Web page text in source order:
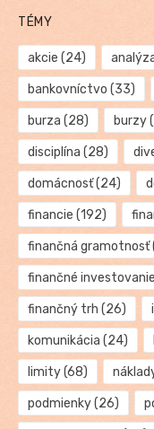
TÉMY
akcie (24)
bankovníctvo (33)
burza (28) burzy
disciplína (28)
domácnosť(24)
financie (192)
finančná gramotnosť
finančné investovanie
finančný trh (26)
komunikácia (24)
limity(68)
podmienky(26)